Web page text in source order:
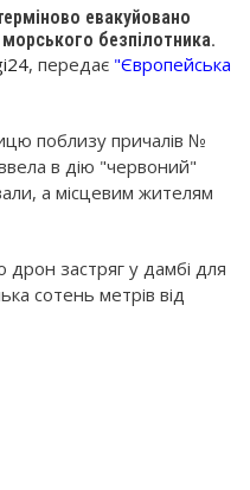
евакуйовано
безпілотника.
, передає "Європейська
поблизу причалів №
в дію "червоний"
а місцевим жителям
застряг у дамбі для
сотень метрів від